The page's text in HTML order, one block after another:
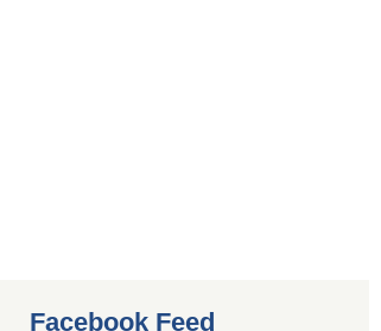
Facebook Feed